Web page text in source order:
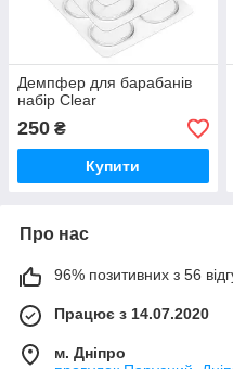
Демпфер для барабанів
набір Clear
250 ₴
Купити
Про нас
96% позитивних з 56
Працює з 14.07.2020
м. Дніпро